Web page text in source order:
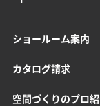
ショールーム案内
カタログ請求
空間づくりのプロ